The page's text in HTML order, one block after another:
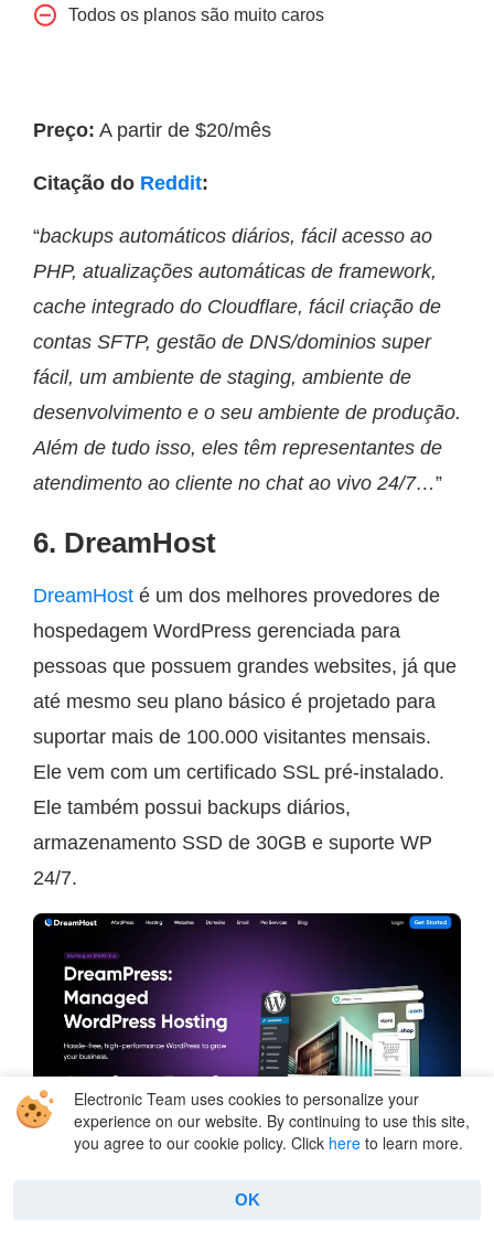
Todos os planos são muito caros
Preço: A partir de $20/mês
Citação do Reddit:
“backups automáticos diários, fácil acesso ao
PHP, atualizações automáticas de framework,
cache integrado do Cloudflare, fácil criação de
contas SFTP, gestão de DNS/dominios super
fácil, um ambiente de staging, ambiente de
desenvolvimento e o seu ambiente de produção.
Além de tudo isso, eles têm representantes de
atendimento ao cliente no chat ao vivo 24/7…”
6. DreamHost
DreamHost é um dos melhores provedores de
hospedagem WordPress gerenciada para
pessoas que possuem grandes websites, já que
até mesmo seu plano básico é projetado para
suportar mais de 100.000 visitantes mensais.
Ele vem com um certificado SSL pré-instalado.
Ele também possui backups diários,
armazenamento SSD de 30GB e suporte WP
24/7.
Electronic Team uses cookies to personalize your
experience on our website. By continuing to use this site,
you agree to our cookie policy. Click here to learn more.
OK